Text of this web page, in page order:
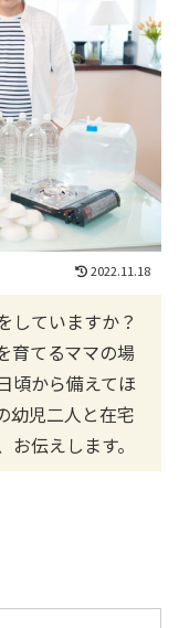
2022.11.18
していますか？
育てるママの場
頃から備えてほ
幼児二人と在宅
伝えします。